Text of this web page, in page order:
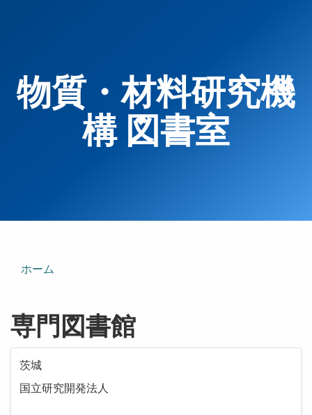
物質・材料研究機
構 図書室
ホーム
専門図書館
茨城
国立研究開発法人